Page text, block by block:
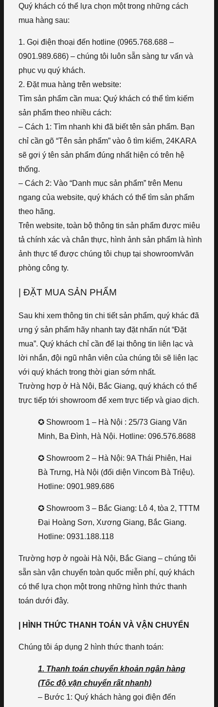
Quý khách có thể lựa chọn một trong những cách
mua hàng sau:
1. Gọi điện thoại đến hotline (0965.768.688 –
0901.989.686) – chúng tôi luôn sẵn sàng tư vấn và
phục vụ quý khách.
2. Đặt mua hàng trên website:
Tìm sản phẩm cần mua: Quý khách có thể tìm kiếm
sản phẩm theo nhiều cách:
– Cách 1: Tìm nhanh khi đã biết tên sản phẩm. Bạn
chỉ cần gõ “Tên sản phẩm” vào ô tìm kiếm, 24KARA
sẽ gợi ý tên sản phẩm đúng nhất hiện có trên hệ
thống.
– Cách 2: Vào “Danh mục sản phẩm” trên Menu
ngang của website, quý khách có thể tìm sản phẩm
theo hãng.
Trên website, toàn bộ thông tin sản phẩm được miêu
tả chính xác và chân thực, hình ảnh sản phẩm là hình
ảnh thực tế được chúng tôi chụp tại showroom/văn
phòng công ty.
| ĐẶT MUA SẢN PHẨM
Sau khi xem thông tin chi tiết sản phẩm, quý khác đã
ưng ý sản phẩm hãy nhanh tay đặt nhấn nút “Đặt
mua”. Quý khách chỉ cần để lại thông tin liên lạc và
lời nhắn, đội ngũ nhân viên của chúng tôi sẽ liên lạc
với quý khách trong thời gian sớm nhất.
Trường hợp ở Hà Nội, Bắc Giang, quý khách có thể
trực tiếp tới showroom để xem trực tiếp và giao dịch.
✪ Showroom 1 – Hà Nội : 25/73 Giang Văn
Minh, Ba Đình, Hà Nội. Hotline: 096.576.8688
✪ Showroom 2 – Hà Nội: 9A Thái Phiên, Hai
Bà Trưng, Hà Nội (đối diện Vincom Bà Triệu).
Hotline: 0901.989.686
✪ Showroom 3 – Bắc Giang: Lô 4, tòa 2, TTTM
Đại Hoàng Sơn, Xương Giang, Bắc Giang.
Hotline: 0931.188.118
Trường hợp ở ngoài Hà Nội, Bắc Giang – chúng tôi
sẵn sàn vận chuyển toàn quốc miễn phí, quý khách
có thể lựa chọn một trong những hình thức thanh
toán dưới đây.
| HÌNH THỨC THANH TOÁN VÀ VẬN CHUYỂN
Chúng tôi áp dụng 2 hình thức thanh toán:
1. Thanh toán chuyển khoản ngân hàng
(Tốc độ vận chuyển rất nhanh)
– Bước 1: Quý khách hàng gọi điện đến